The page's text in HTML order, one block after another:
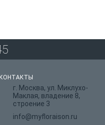
КОНТАКТЫ
г. Москва, ул. Миклухо-
Маклая, владение 8,
строение 3
info@myfloraison.ru